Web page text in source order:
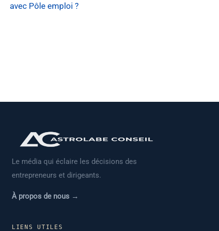
avec Pôle emploi ?
Le média qui éclaire les décisions des
entrepreneurs et dirigeants.
À propos de nous →
LIENS UTILES